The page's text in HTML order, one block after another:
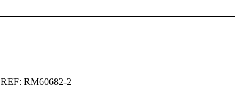
REF: RM60682-2